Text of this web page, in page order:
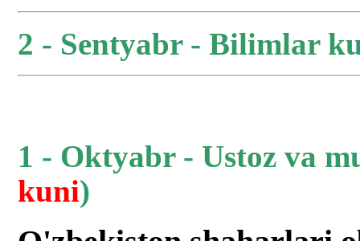
2 - Sentyabr - Bilimlar
1 - Oktyabr - Ustoz va
kuni)